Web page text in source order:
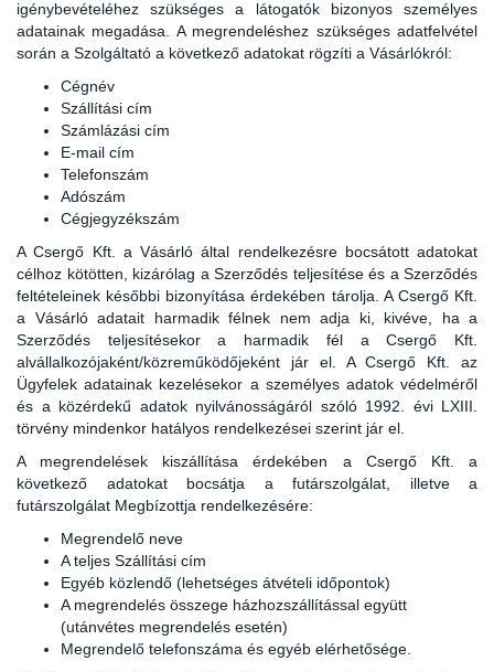
igénybevételéhez szükséges a látogatók bizonyos személyes
adatainak megadása. A megrendeléshez szükséges adatfelvétel
során a Szolgáltató a következő adatokat rögzíti a Vásárlókról:
Cégnév
Szállítási cím
Számlázási cím
E-mail cím
Telefonszám
Adószám
Cégjegyzékszám
A Csergő Kft. a Vásárló által rendelkezésre bocsátott adatokat
célhoz kötötten, kizárólag a Szerződés teljesítése és a Szerződés
feltételeinek későbbi bizonyítása érdekében tárolja. A Csergő Kft.
a Vásárló adatait harmadik félnek nem adja ki, kivéve, ha a
Szerződés teljesítésekor a harmadik fél a Csergő Kft.
alvállalkozójaként/közreműködőjeként jár el. A Csergő Kft. az
Ügyfelek adatainak kezelésekor a személyes adatok védelméről
és a közérdekű adatok nyilvánosságáról szóló 1992. évi LXIII.
törvény mindenkor hatályos rendelkezései szerint jár el.
A megrendelések kiszállítása érdekében a Csergő Kft. a
következő adatokat bocsátja a futárszolgálat, illetve a
futárszolgálat Megbízottja rendelkezésére:
Megrendelő neve
A teljes Szállítási cím
Egyéb közlendő (lehetséges átvételi időpontok)
A megrendelés összege házhozszállítással együtt
(utánvétes megrendelés esetén)
Megrendelő telefonszáma és egyéb elérhetősége.